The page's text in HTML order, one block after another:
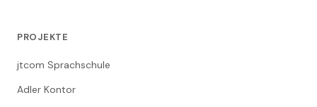
PROJEKTE
jtcom Sprachschule
Adler Kontor